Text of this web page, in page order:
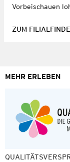
Vorbeischauen
ZUM
MEHR ERLEBEN